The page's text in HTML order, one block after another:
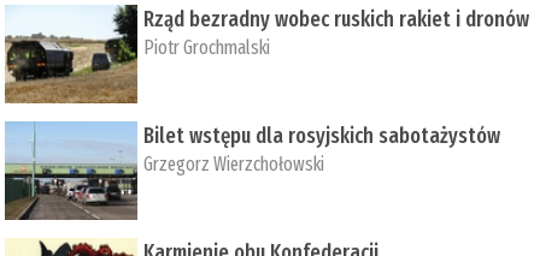
Rząd bezradny wobec ruskich rakiet i dronów
Piotr Grochmalski
Bilet wstępu dla rosyjskich sabotażystów
Grzegorz Wierzchołowski